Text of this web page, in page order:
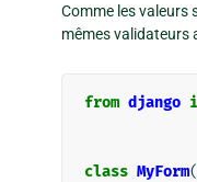
Comme les valeurs
mêmes validateurs
from django
class MyForm(